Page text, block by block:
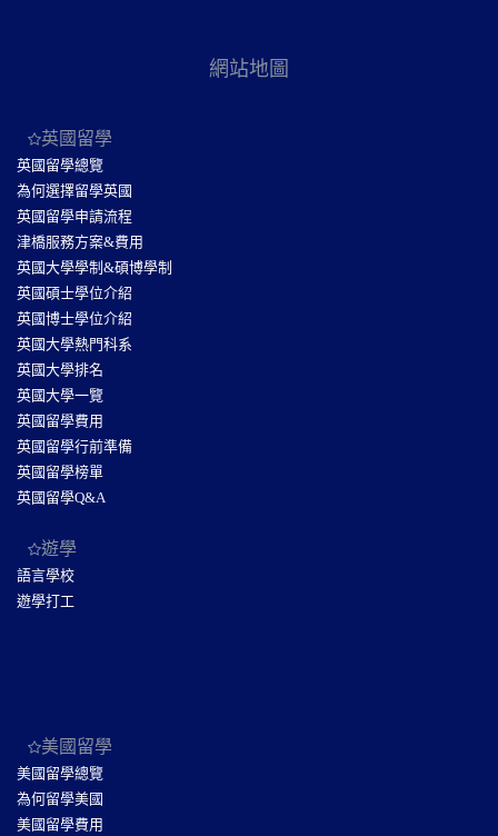
網站地圖
英國留學
英國留學總覽
為何選擇留學英國
英國留學申請流程
津橋服務方案&費用
英國大學學制&碩博學制
英國碩士學位介紹
英國博士學位介紹
英國大學熱門科系
英國大學排名
英國大學一覽
英國留學費用
英國留學行前準備
英國留學榜單
英國留學Q&A
遊學
語言學校
遊學打工
美國留學
美國留學總覽
為何留學美國
美國留學費用